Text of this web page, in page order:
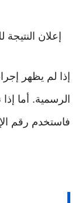
إعلان
إذا لم يظهر
الرسمية. أما
فاستخدم رقم